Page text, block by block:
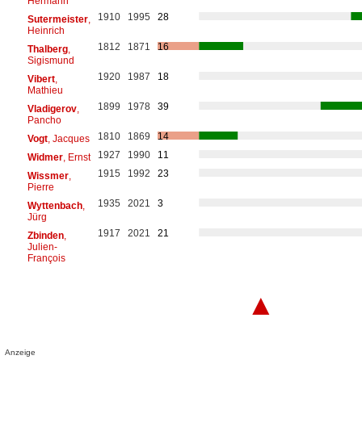
Sutermeister,
Heinrich
1910 1995 28
Thalberg,
Sigismund
1812 1871 16
Vibert,
Mathieu
1920 1987 18
Vladigerov,
Pancho
1899 1978 39
Vogt, Jacques 1810 1869
14
Widmer, Ernst 1927 1990
11
Wissmer,
Pierre
1915 1992 23
Wyttenbach,
Jürg
1935 2021 3
Zbinden,
Julien-
François
1917 2021 21
▲
Anzeige